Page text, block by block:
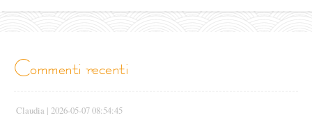
commenti recenti
Claudia | 2026-05-07 08:54:45